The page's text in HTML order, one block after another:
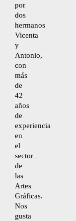
por
dos
hermanos
Vicenta
y
Antonio,
con
más
de
42
años
de
experiencia
en
el
sector
de
las
Artes
Gráficas.
Nos
gusta